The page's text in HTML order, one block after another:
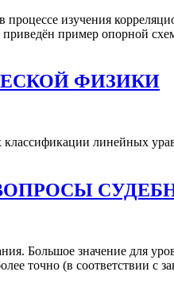
изучения
пример опорной
ФИЗИКИ
классификации линейных
ВОПРОСЫ
Большое значение для
точно (в соответствии с